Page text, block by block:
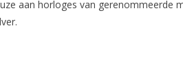
aan horloges van gerenommeerde